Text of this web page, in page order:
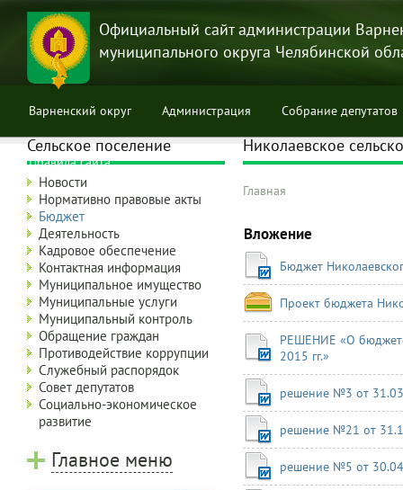
Перейти
основному
содержанию
Официальный сайт администрации
муниципального округа Челябинской
Варненский округ Администрация Собрание депутатов
Правила сайта
Николаевское
навигации
Главная
Вложение
Бюджет
Проект бюджета
РЕШЕНИЕ «О бюджете
2015 гг.»
решение №3 от
решение №21 от
решение №5 от
Сельское поселение
Новости
Нормативно правовые акты
Бюджет
Деятельность
Кадровое обеспечение
Контактная информация
Муниципальное имущество
Муниципальные услуги
Муниципальный контроль
Обращение граждан
Противодействие коррупции
Служебный распорядок
Совет депутатов
Социально-экономическое
развитие
Главное меню